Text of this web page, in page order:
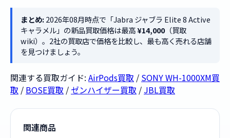
まとめ:2026年08月時点で「Jabra ジャブラ Elite 8 Active
キャラメル」の新品買取価格は最高¥14,000（買取
wiki）。2社の買取店で価格を比較し、最も高く売れる店舗
を見つけましょう。
関連する買取ガイド: AirPods買取 / SONY WH-1000XM買
取 / BOSE買取 / ゼンハイザー買取 / JBL買取
関連商品